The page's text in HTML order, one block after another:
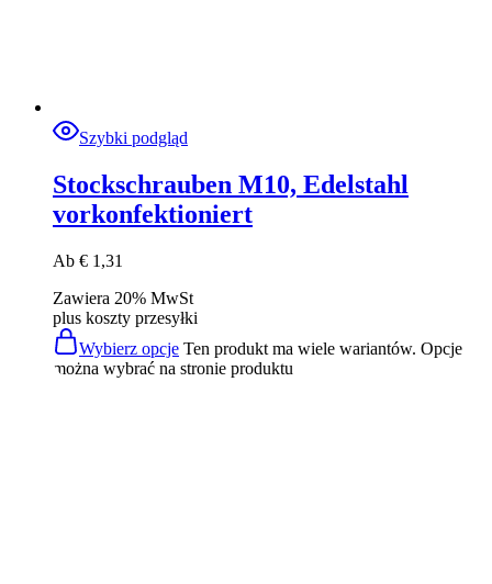
Szybki podgląd
Stockschrauben M10, Edelstahl
vorkonfektioniert
Ab € 1,31
Zawiera 20% MwSt
plus koszty przesyłki
Wybierz opcje Ten produkt ma wiele wariantów. Opcje
można wybrać na stronie produktu